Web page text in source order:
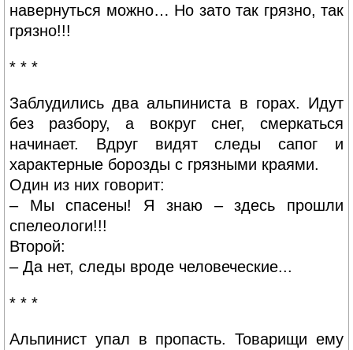
навернуться можно… Но зато так грязно, так
грязно!!!
* * *
Заблудились два альпиниста в горах. Идут
без разбору, а вокруг снег, смеркаться
начинает. Вдруг видят следы сапог и
характерные борозды с грязными краями.
Один из них говорит:
– Мы спасены! Я знаю – здесь прошли
спелеологи!!!
Второй:
– Да нет, следы вроде человеческие...
* * *
Альпинист упал в пропасть. Товарищи ему